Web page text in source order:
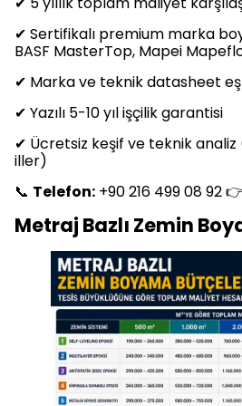
✔ Sertifikalı premium marka
BASF MasterTop, Mapei
✔ Marka ve teknik datasheet
✔ Yazılı 5-10 yıl işçilik garantisi
✔ Ücretsiz keşif ve teknik
iller)
📞 Telefon: +90 216 499 08 92 👉
Metraj Bazlı Zemin